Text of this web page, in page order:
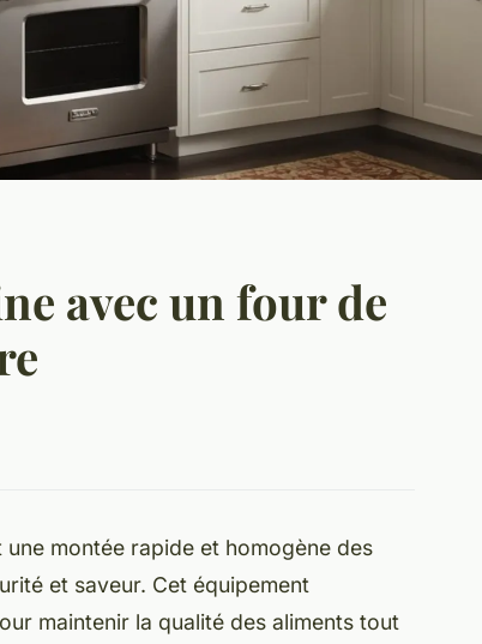
avec un four de
montée rapide et homogène des
et saveur. Cet équipement
maintenir la qualité des aliments tout